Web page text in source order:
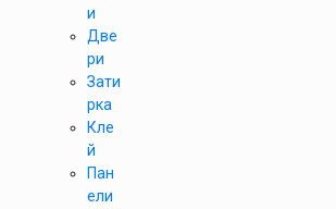
и
Две
ри
Зати
рка
Кле
й
Пан
ели